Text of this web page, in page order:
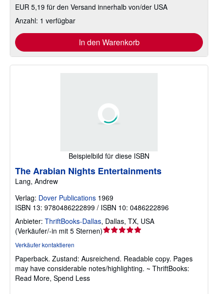
EUR 5,19 für den Versand innerhalb von/der USA
Anzahl: 1 verfügbar
In den Warenkorb
Beispielbild für diese ISBN
The Arabian Nights Entertainments
Lang, Andrew
Verlag: Dover Publications 1969
ISBN 13: 9780486222899 / ISBN 10: 0486222896
Anbieter: ThriftBooks-Dallas, Dallas, TX, USA
(Verkäufer/-in mit 5 Sternen)Verkäuferbewertung
5
Sternen
Verkäufer kontaktieren
Paperback. Zustand: Ausreichend. Readable copy. Pages
may have considerable notes/highlighting. ~ ThriftBooks:
Read More, Spend Less